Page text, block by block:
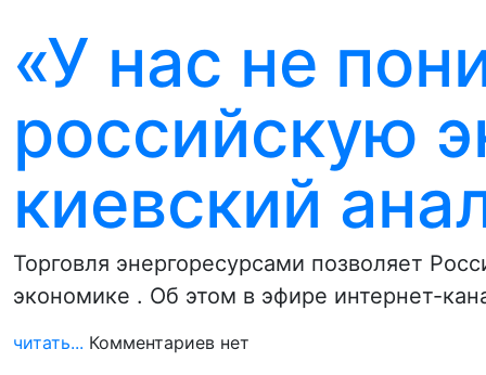
«У нас не
российскую
киевский
Торговля энергоресурсами позволяет
экономике . Об этом в эфире интернет-
читать... Комментариев нет